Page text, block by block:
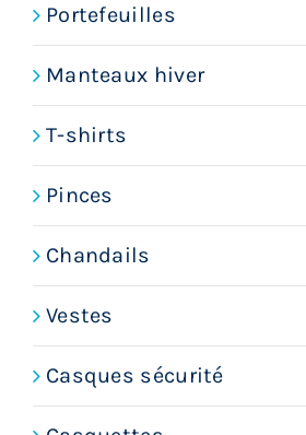
Portefeuilles
Manteaux hiver
T-shirts
Pinces
Chandails
Vestes
Casques sécurité